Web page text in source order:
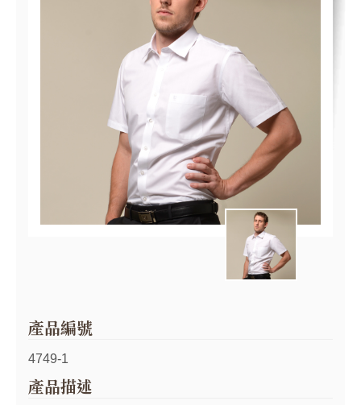
產品編號
4749-1
產品描述